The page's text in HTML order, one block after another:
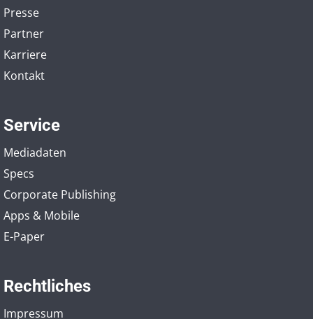
Presse
Partner
Karriere
Kontakt
Service
Mediadaten
Specs
Corporate Publishing
Apps & Mobile
E-Paper
Rechtliches
Impressum